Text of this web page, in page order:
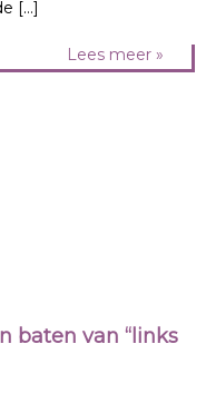
[…]
Lees meer »
baten van “links